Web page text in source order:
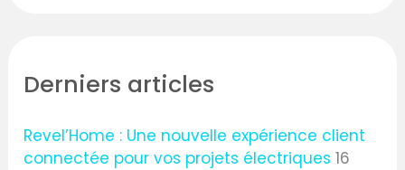
Derniers articles
Revel’Home : Une nouvelle expérience client
connectée pour vos projets électriques 16